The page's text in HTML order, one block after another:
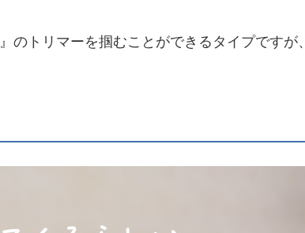
』のトリマーを掴むことができるタイプですが、